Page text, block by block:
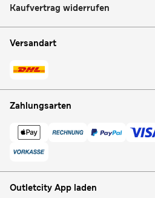
Kaufvertrag widerrufen
Versandart
Zahlungsarten
Outletcity App laden